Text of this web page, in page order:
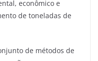
econômico e
de toneladas de
de métodos de